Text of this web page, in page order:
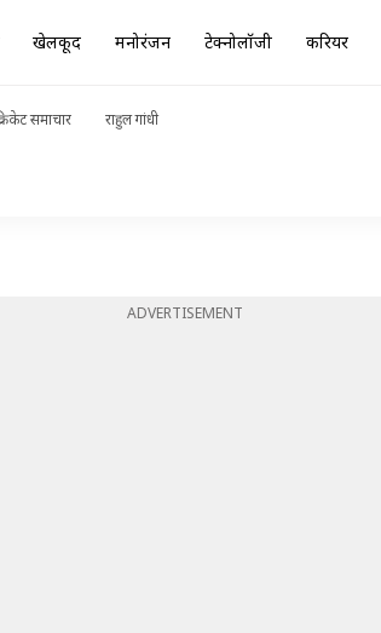
खेलकूद मनोरंजन टेक्नोलॉजी करियर
समाचार राहुल गांधी
ADVERTISEMENT